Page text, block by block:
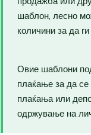
шаблон, лесно
количини за да
Овие шаблони
плаќање за да се
плаќања или
одржување на